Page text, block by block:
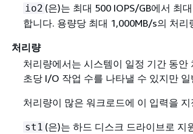
io2 (은)는 최대 500 IOPS/GB에서 최
합니다. 용량당 최대 1,000MB/s의 처리
처리량
처리량에서는 시스템이 일정 기간 동
초당 I/O 작업 수를 나타낼 수 있지만
처리량이 많은 워크로드에 이 입력을
st1 (은)는 하드 디스크 드라이브로